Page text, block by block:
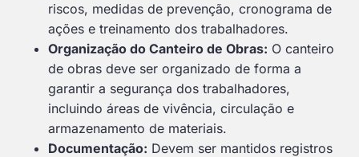
riscos, medidas de prevenção, cronograma de
ações e treinamento dos trabalhadores.
Organização do Canteiro de Obras: O canteiro
de obras deve ser organizado de forma a
garantir a segurança dos trabalhadores,
incluindo áreas de vivência, circulação e
armazenamento de materiais.
Documentação: Devem ser mantidos registros